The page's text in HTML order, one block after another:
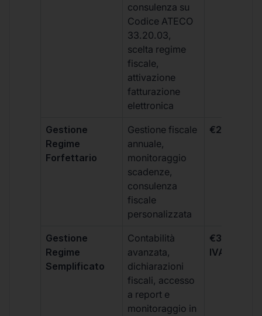
consulenza su
Codice ATECO
33.20.03,
scelta regime
fiscale,
attivazione
fatturazione
elettronica
Gestione
Regime
Forfettario
Gestione fiscale
annuale,
monitoraggio
scadenze,
consulenza
fiscale
personalizzata
€264 +
Gestione
Regime
Semplificato
Contabilità
avanzata,
dichiarazioni
fiscali, accesso
a report e
monitoraggio in
€333 +
IVA/